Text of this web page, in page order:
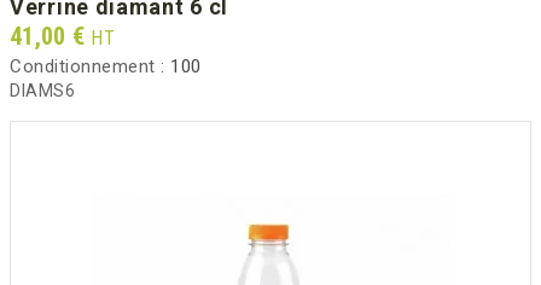
verrine diamant 6 cl
Prix
41,00 € HT
Conditionnement : 100
DIAMS6